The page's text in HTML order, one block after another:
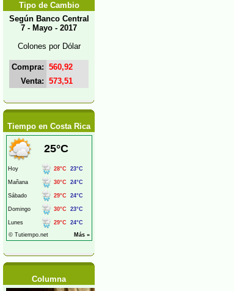
Tipo de Cambio
Según Banco Central
7 - Mayo - 2017
Colones por Dólar
Compra: 560,92
Venta: 573,51
Tiempo en Costa Rica
Columna